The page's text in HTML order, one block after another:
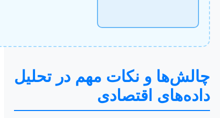
چالش‌ها و نکات مهم در تحلیل
داده‌های اقتصادی